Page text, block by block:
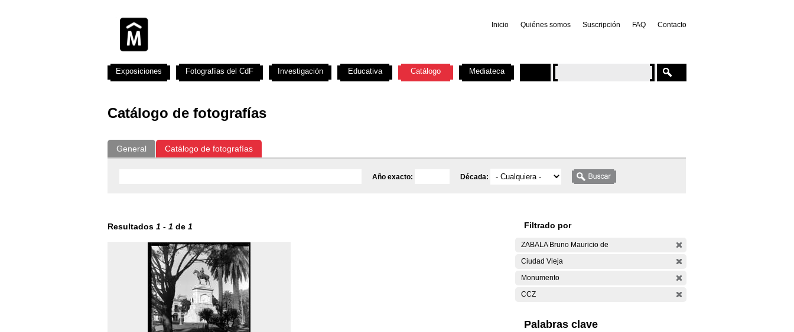
Inicio Quiénes somos Suscripción FAQ Contacto
Catálogo de fotografías
General Catálogo de fotografías
Año exacto: Década:
Resultados 1 - 1 de 1 Filtrado por
ZABALA Bruno Mauricio de
Ciudad Vieja
Monumento
CCZ
Palabras clave
Exposiciones Fotografías del CdF Investigación Educativa Catálogo Mediateca